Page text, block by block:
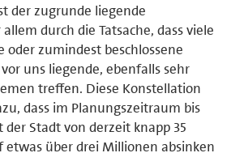
der zugrunde liegende
durch die Tatsache, dass viele
oder zumindest beschlossene
uns liegende, ebenfalls sehr
treffen. Diese Konstellation
dass im Planungszeitraum bis
Stadt von derzeit knapp 35
etwas über drei Millionen absinken